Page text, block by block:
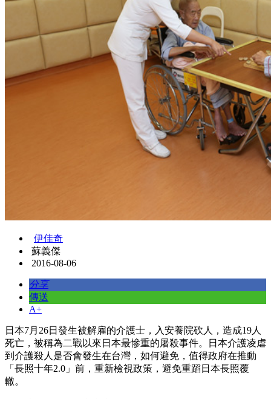
伊佳奇
蘇義傑
2016-08-06
分享
傳送
A+
日本7月26日發生被解雇的介護士，入安養院砍人，造成19人
死亡，被稱為二戰以來日本最慘重的屠殺事件。日本介護凌虐
到介護殺人是否會發生在台灣，如何避免，值得政府在推動
「長照十年2.0」前，重新檢視政策，避免重蹈日本長照覆
轍。